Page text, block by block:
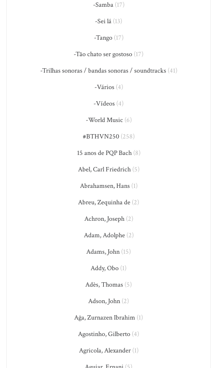
-Samba(17)
-Sei lá (13)
-Tango(17)
-Tão chato ser gostoso (17)
-Trilhas sonoras / bandas sonoras / soundtracks(41)
-Vários(4)
-Vídeos (4)
-World Music (6)
#BTHVN250(258)
15 anos de PQP Bach(8)
Abel, Carl Friedrich(5)
Abrahamsen, Hans(1)
Abreu, Zequinha de (2)
Achron, Joseph(2)
Adam, Adolphe(2)
Adams, John (15)
Addy, Obo (1)
Adès, Thomas (5)
Adson, John (2)
Ağa, Zurnazen Ibrahim (1)
Agostinho, Gilberto (4)
Agricola, Alexander(1)